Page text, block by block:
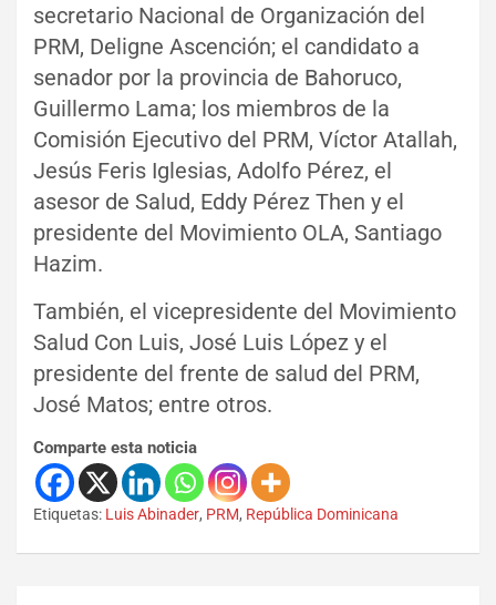
secretario Nacional de Organización del
PRM, Deligne Ascención; el candidato a
senador por la provincia de Bahoruco,
Guillermo Lama; los miembros de la
Comisión Ejecutivo del PRM, Víctor Atallah,
Jesús Feris Iglesias, Adolfo Pérez, el
asesor de Salud, Eddy Pérez Then y el
presidente del Movimiento OLA, Santiago
Hazim.
También, el vicepresidente del Movimiento
Salud Con Luis, José Luis López y el
presidente del frente de salud del PRM,
José Matos; entre otros.
Comparte esta noticia
Etiquetas: Luis Abinader, PRM, República Dominicana